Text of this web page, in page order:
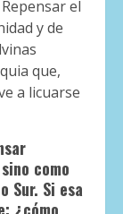
el
y de
que,
a licuarse
como
Sur. Si esa